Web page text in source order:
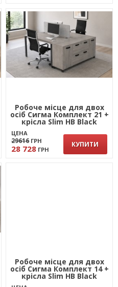
Робоче місце для двох
осіб Сигма Комплект 21 +
крісла Slim HB Black
ЦЕНА
29616 ГРН
28 728 ГРН
КУПИТИ
Робоче місце для двох
осіб Сигма Комплект 14 +
крісла Slim HB Black